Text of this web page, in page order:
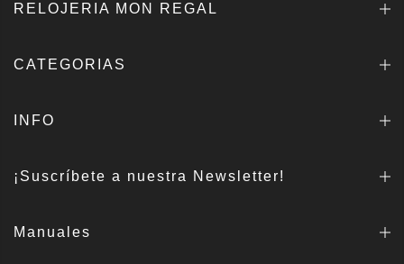
RELOJERIA MON REGAL
CATEGORIAS
INFO
¡Suscríbete a nuestra Newsletter!
Manuales